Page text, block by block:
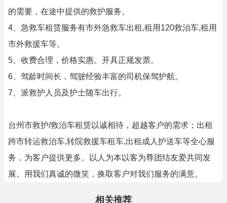
的需要，在途中提供的救护服务。
4、急救车租赁服务有市外急救车出租,租用120救治车,租用
市外救援车等。
5、收费合理，价格实惠。开具正规发票。
6、驾龄时间长，驾驶经验丰富的司机保驾护航。
7、派救护人员及护士随车出行。
台州市救护/救治车租赁以诚相待，超越客户的需求；出租
跨市转运救治车,转院救援车租车,出租成人护送车等全心服
务，为客户提供更多。以人为本以客为尊团结友爱共同发
展。用我们真诚的微笑，换取客户对我们服务的满意。
相关推荐